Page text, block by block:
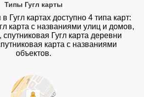
Типы Гугл карты
Гугл картах доступно 4 типа карт:
карта с названиями улиц и домов,
Гугл карта деревни
карта с названиями
объектов.